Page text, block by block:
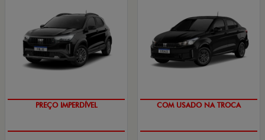
PREÇO IMPERDÍVEL COM USADO NA TROCA